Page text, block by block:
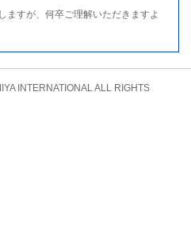
ますが、何卒ご理解いただきますよ